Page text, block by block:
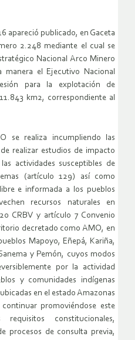
apareció publicado, en Gaceta
2.248 mediante el cual se
Nacional Arco Minero
manera el Ejecutivo Nacional
para la explotación de
km2, correspondiente al
se realiza incumpliendo las
realizar estudios de impacto
actividades susceptibles de
(artículo 129) así como
e informada a los pueblos
recursos naturales en
CRBV y artículo 7 Convenio
decretado como AMO, en
Mapoyo, Eñepá, Kariña,
y Pemón, cuyos modos
por la actividad
y comunidades indígenas
en el estado Amazonas
promoviéndose este
constitucionales,
procesos de consulta previa,